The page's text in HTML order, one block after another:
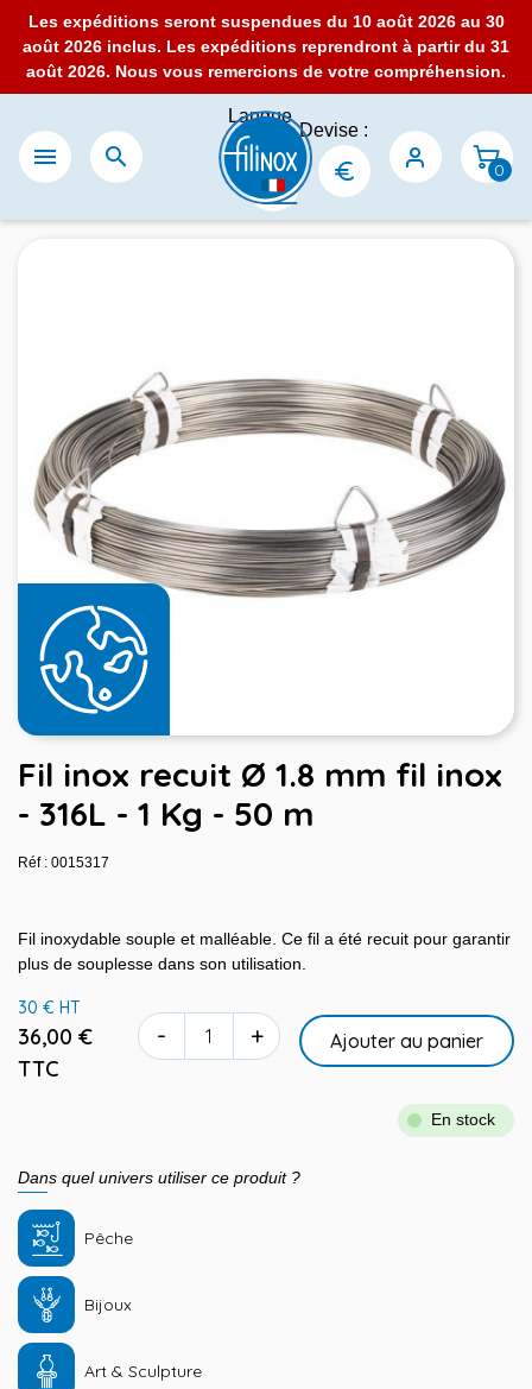
Les expéditions seront suspendues du 10 août 2026 au 30
août 2026 inclus. Les expéditions reprendront à partir du 31
août 2026. Nous vous remercions de votre compréhension.
 
Langue
:
Devise :
0
Fil inox recuit Ø 1.8 mm fil inox
- 316L - 1 Kg - 50 m
Réf : 0015317
Fil inoxydable souple et malléable. Ce fil a été recuit pour garantir
plus de souplesse dans son utilisation.
30 € HT
36,00 €
TTC
- + Ajouter au panier
En stock
Dans quel univers utiliser ce produit ?
Pêche
Bijoux
Art & Sculpture